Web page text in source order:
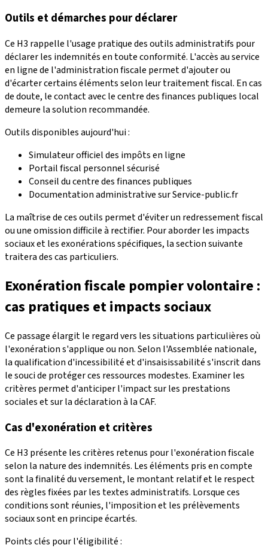
Outils et démarches pour déclarer
Ce H3 rappelle l'usage pratique des outils administratifs pour
déclarer les indemnités en toute conformité. L'accès au service
en ligne de l'administration fiscale permet d'ajouter ou
d'écarter certains éléments selon leur traitement fiscal. En cas
de doute, le contact avec le centre des finances publiques local
demeure la solution recommandée.
Outils disponibles aujourd'hui :
Simulateur officiel des impôts en ligne
Portail fiscal personnel sécurisé
Conseil du centre des finances publiques
Documentation administrative sur Service-public.fr
La maîtrise de ces outils permet d'éviter un redressement fiscal
ou une omission difficile à rectifier. Pour aborder les impacts
sociaux et les exonérations spécifiques, la section suivante
traitera des cas particuliers.
Exonération fiscale pompier volontaire :
cas pratiques et impacts sociaux
Ce passage élargit le regard vers les situations particulières où
l'exonération s'applique ou non. Selon l'Assemblée nationale,
la qualification d'incessibilité et d'insaisissabilité s'inscrit dans
le souci de protéger ces ressources modestes. Examiner les
critères permet d'anticiper l'impact sur les prestations
sociales et sur la déclaration à la CAF.
Cas d'exonération et critères
Ce H3 présente les critères retenus pour l'exonération fiscale
selon la nature des indemnités. Les éléments pris en compte
sont la finalité du versement, le montant relatif et le respect
des règles fixées par les textes administratifs. Lorsque ces
conditions sont réunies, l'imposition et les prélèvements
sociaux sont en principe écartés.
Points clés pour l'éligibilité :